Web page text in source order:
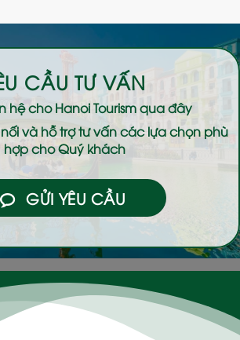
CẦU TƯ VẤN
hệ choHanoi Tourismqua đây
và hỗ trợ tư vấn các lựa chọn phù
hợp cho Quý khách
GỬI YÊU CẦU